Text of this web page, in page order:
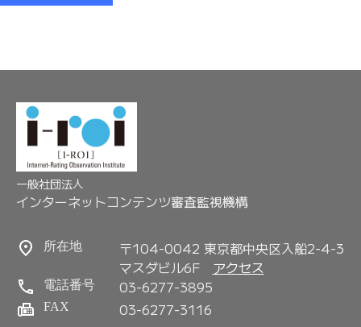
一般社団法人
インターネットコンテンツ審査監視機構
所在地
〒104-0042 東京都中央区入船2-4-3
マスダビル6F アクセス
電話番号 03-6277-3895
FAX 03-6277-3116